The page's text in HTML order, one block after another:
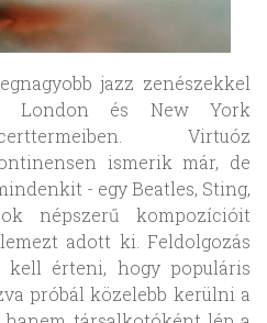
jazz zenészekkel
London és New York
Virtuóz
ismerik már, de
- egy Beatles, Sting,
népszerű kompozícióit
adott ki. Feldolgozás
érteni, hogy populáris
próbál közelebb kerülni a